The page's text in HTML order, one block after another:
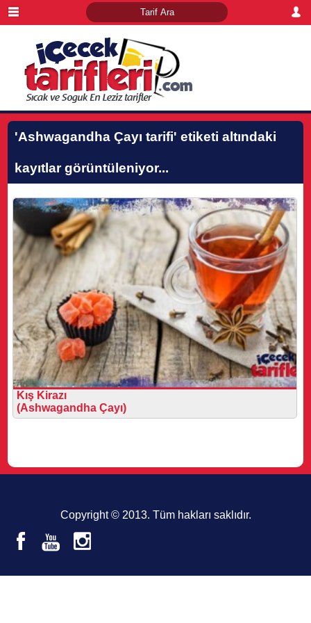
'Ashwagandha Çayı tarifi' etiketi altındaki
kayıtlar görüntüleniyor...
Kış Kirazı
(Ashwagandha Çayı)
Copyright © 2013. Tüm hakları saklıdır.